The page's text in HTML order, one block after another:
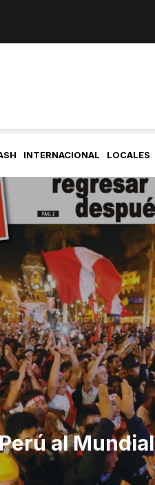
INTERNACIONAL LOCALES
al Mundial